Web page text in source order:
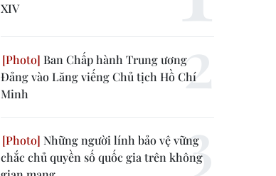
XIV
Ban Chấp hành Trung ương
Đảng vào Lăng viếng Chủ tịch Hồ Chí
Minh
Những người lính bảo vệ vững
chắc chủ quyền số quốc gia trên không